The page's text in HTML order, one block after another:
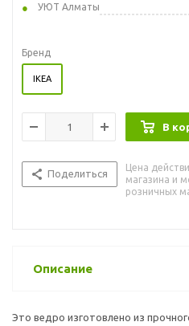
УЮТ Алматы
Бренд
IKEA
В
Поделиться
Цена
магазина и
розничных
Описание
Это ведро изготовлено из